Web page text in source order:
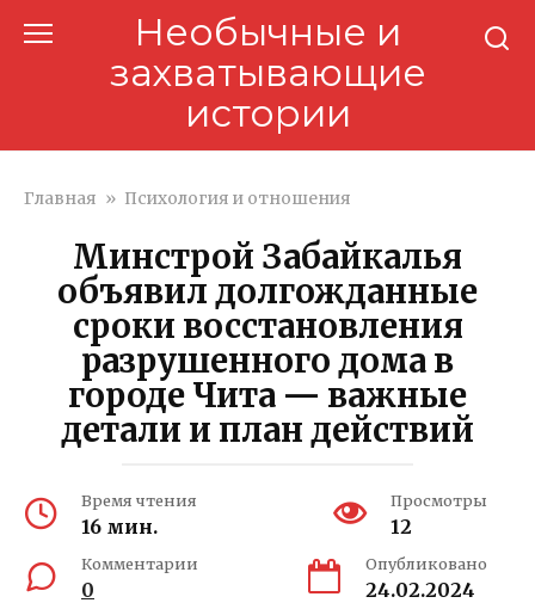
Необычные и
захватывающие
истории
Главная » Психология и отношения
Минстрой Забайкалья
объявил долгожданные
сроки восстановления
разрушенного дома в
городе Чита — важные
детали и план действий
Время чтения
16 мин.
Просмотры
12
Комментарии
0
Опубликовано
24.02.2024